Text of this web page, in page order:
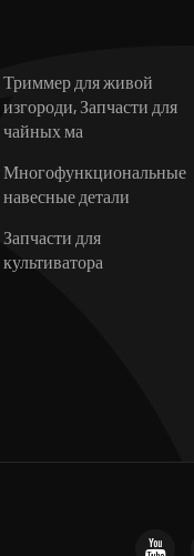
Триммер для живой
изгороди, Запчасти для
чайных ма
Многофункциональные
навесные детали
Запчасти для
культиватора